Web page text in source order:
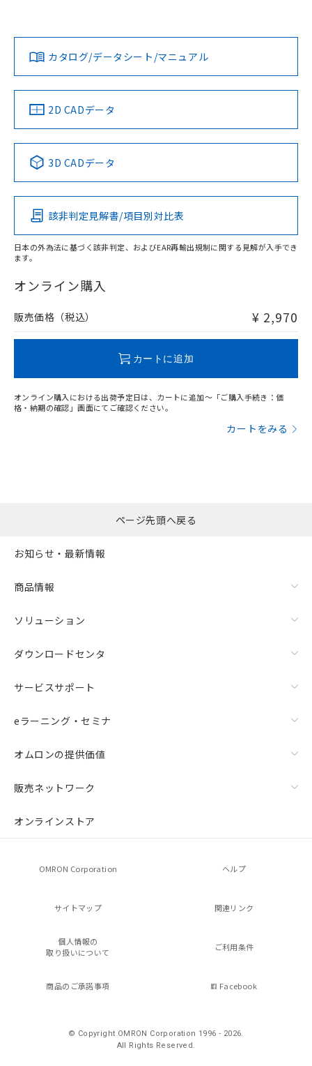
ダウンロードデータをご利用いただく前に、以下を必ずお読
みください。
ソフトウェアの使用条件
対応済み
中国 RoHS 注意事項・凡例
Pb Hg Cd Cr(VI)
O
在庫等で未対応品が混在する可能性があります。
問い合わせください。
カタログ/データシート/マニュアル
2D CADデータ
3D CADデータ
該非判定見解書/項目別対比表
日本の外為法に基づく該非判定、およびEAR再輸出規制に関する見解が入手でき
ます。
オンライン購入
販売価格（税込） ¥ 2,970
カートに追加
オンライン購入における出荷予定日は、カートに追加～「ご購入手続き：価
格・納期の確認」画面にてご確認ください。
カートをみる
ページ先頭へ戻る
お知らせ・最新情報
商品情報
ソリューション
ダウンロードセンタ
サービスサポート
eラーニング・セミナ
オムロンの提供価値
販売ネットワーク
オンラインストア
OMRON Corporation ヘルプ
サイトマップ 関連リンク
個人情報の
取り扱いについて
ご利用条件
商品のご承諾事項 Facebook
© Copyright OMRON Corporation 1996 - 2026.
All Rights Reserved.